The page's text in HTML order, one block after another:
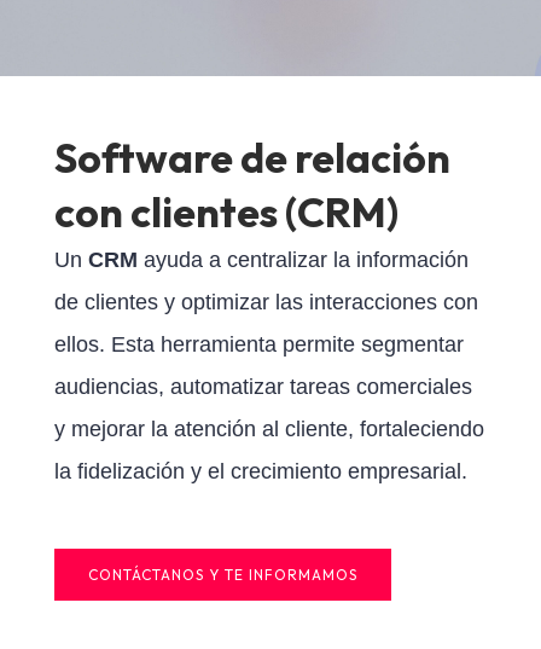
Software de relación
con clientes (CRM)
Un CRM ayuda a centralizar la información
de clientes y optimizar las interacciones con
ellos. Esta herramienta permite segmentar
audiencias, automatizar tareas comerciales
y mejorar la atención al cliente, fortaleciendo
la fidelización y el crecimiento empresarial.
CONTÁCTANOS Y TE INFORMAMOS